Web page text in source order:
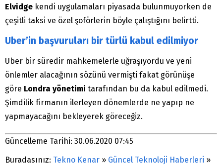
Elvidge kendi uygulamaları piyasada bulunmuyorken de
çeşitli taksi ve özel şoförlerin böyle çalıştığını belirtti.
Uber’in başvuruları bir türlü kabul edilmiyor
Uber bir süredir mahkemelerle uğraşıyordu ve yeni
önlemler alacağının sözünü vermişti fakat görünüşe
göre Londra yönetimi tarafından bu da kabul edilmedi.
Şimdilik firmanın ilerleyen dönemlerde ne yapıp ne
yapmayacağını bekleyerek göreceğiz.
Güncelleme Tarihi: 30.06.2020 07:45
Buradasınız: Tekno Kenar » Güncel Teknoloji Haberleri »